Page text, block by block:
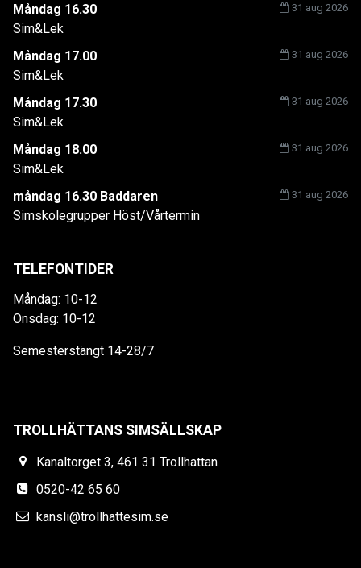
Måndag 16.30 31 aug 2026
Sim&Lek
Måndag 17.00
31 aug 2026
Sim&Lek
Måndag 17.30
31 aug 2026
Sim&Lek
Måndag 18.00
31 aug 2026
Sim&Lek
måndag 16.30 Baddaren
31 aug 2026
Simskolegrupper Höst/Vårtermin
TELEFONTIDER
Måndag: 10-12
Onsdag: 10-12
Semesterstängt 14-28/7
TROLLHÄTTANS SIMSÄLLSKAP
Kanaltorget 3, 461 31 Trollhattan
0520-42 65 60
kansli@trollhattesim.se